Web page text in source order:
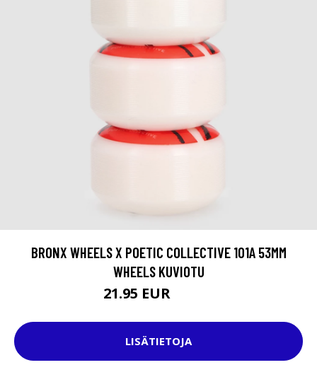
BRONX WHEELS X POETIC COLLECTIVE 101A 53MM
WHEELS KUVIOTU
21.95 EUR
LISÄTIETOJA